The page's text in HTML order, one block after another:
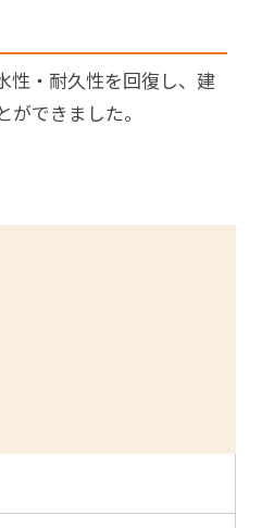
性・耐久性を回復し、建
できました。